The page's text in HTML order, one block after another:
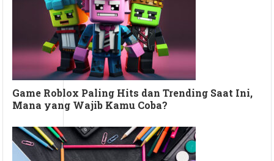
Game Roblox Paling Hits dan Trending Saat Ini,
Mana yang Wajib Kamu Coba?